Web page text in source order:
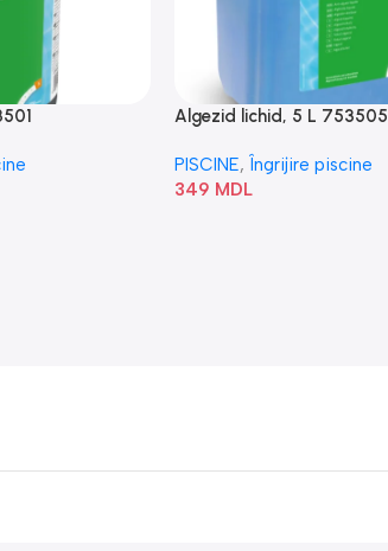
Algezid lichid, 5 L 753505
PISCINE, Îngrijire piscine
349 MDL